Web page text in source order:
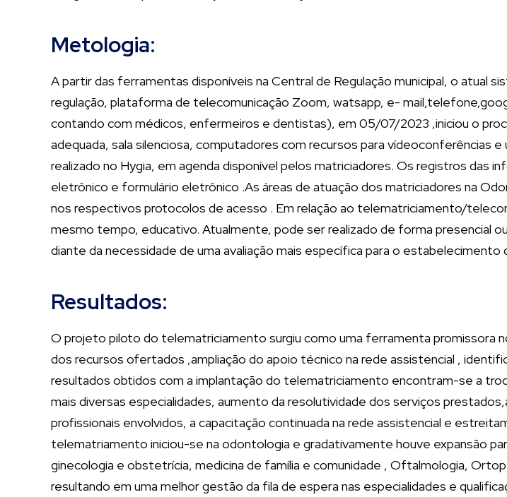
Metologia:
A partir das ferramentas disponíveis na Central de Regulação municipal, o atual
regulação, plataforma de telecomunicação Zoom, watsapp, e-
contando com médicos, enfermeiros e dentistas), em 05/07/2023 ,iniciou o
adequada, sala silenciosa, computadores com recursos para
realizado no Hygia, em agenda disponível pelos matriciadores. Os registros das
eletrônico e formulário eletrônico .As áreas de atuação dos matriciadores na
nos respectivos protocolos de acesso . Em relação ao telematriciamento/
mesmo tempo, educativo. Atualmente, pode ser realizado de forma presencial
diante da necessidade de uma avaliação mais específica para o estabelecimento
Resultados:
O projeto piloto do telematriciamento surgiu como uma ferramenta promissora
dos recursos ofertados ,ampliação do apoio técnico na rede assistencial ,
resultados obtidos com a implantação do telematriciamento encontram-se a
mais diversas especialidades, aumento da resolutividade dos serviços
profissionais envolvidos, a capacitação continuada na rede assistencial e
telematriamento iniciou-se na odontologia e gradativamente houve expansão
ginecologia e obstetrícia, medicina de família e comunidade , Oftalmologia,
resultando em uma melhor gestão da fila de espera nas especialidades e